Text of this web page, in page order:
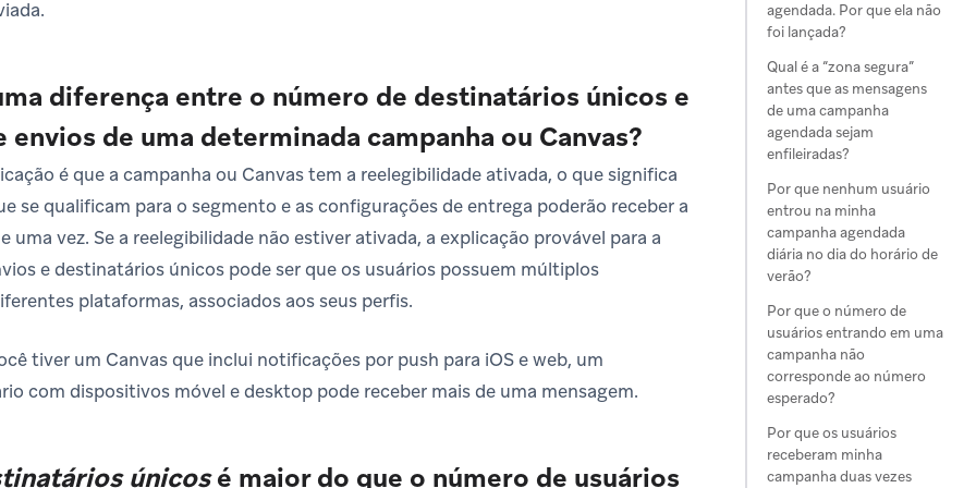
diferença entre o número de destinatários únicos e
envios de uma determinada campanha ou Canvas?
é que a campanha ou Canvas tem a reelegibilidade ativada, o que significa
se qualificam para o segmento e as configurações de entrega poderão receber a
uma vez. Se a reelegibilidade não estiver ativada, a explicação provável para a
e destinatários únicos pode ser que os usuários possuem múltiplos
plataformas, associados aos seus perfis.
tiver um Canvas que inclui notificações por push para iOS e web, um
com dispositivos móvel e desktop pode receber mais de uma mensagem.
únicosé maior do que o número de usuários
agendada. Por que ela não
foi lançada?
Qual é a “zona segura”
antes que as mensagens
de uma campanha
agendada sejam
enfileiradas?
Por que nenhum usuário
entrou na minha
campanha agendada
diária no dia do horário de
verão?
Por que o número de
usuários entrando em uma
campanha não
corresponde ao número
esperado?
Por que os usuários
receberam minha
campanha duas vezes